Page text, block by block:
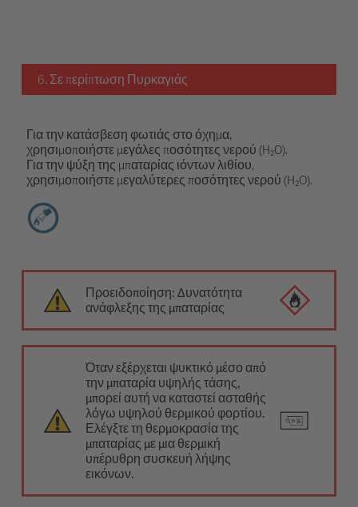
6. Σε περίπτωση Πυρκαγιάς
Για την κατάσβεση φωτιάς στο όχημα,
χρησιμοποιήστε μεγάλες ποσότητες νερού (H₂O).
Για την ψύξη της μπαταρίας ιόντων λιθίου,
χρησιμοποιήστε μεγαλύτερες ποσότητες νερού (H₂O).
Προειδοποίηση: Δυνατότητα
ανάφλεξης της μπαταρίας
Όταν εξέρχεται ψυκτικό μέσο από
την μπαταρία υψηλής τάσης,
μπορεί αυτή να καταστεί ασταθής
λόγω υψηλού θερμικού φορτίου.
Ελέγξτε τη θερμοκρασία της
μπαταρίας με μια θερμική
υπέρυθρη συσκευή λήψης
εικόνων.